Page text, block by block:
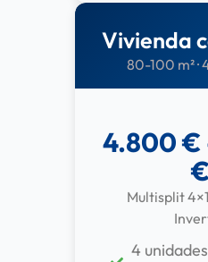
Vivienda
80-100 m² ·
4.800 €
Multisplit 4×1
4